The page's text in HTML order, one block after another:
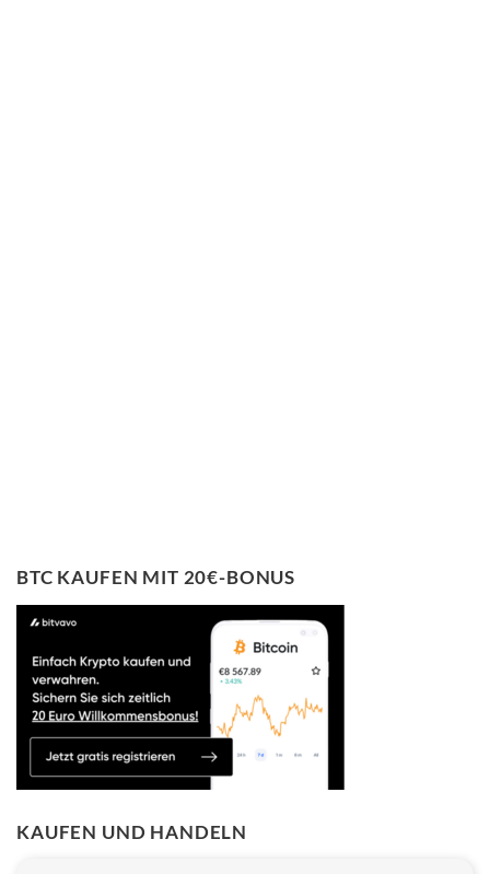
BTC KAUFEN MIT 20€-BONUS
KAUFEN UND HANDELN